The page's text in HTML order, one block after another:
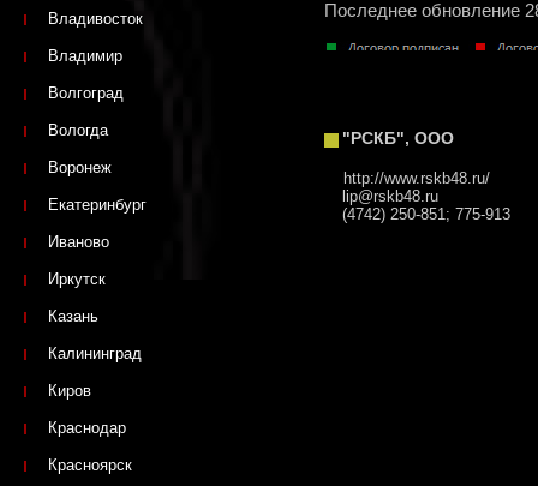
Последнее обновление
"РСКБ", ООО
http://www.rskb48.ru/
lip@rskb48.ru
(4742) 250-851; 775-913
Владивосток
Владимир
Волгоград
Вологда
Воронеж
Екатеринбург
Иваново
Иркутск
Казань
Калининград
Киров
Краснодар
Красноярск